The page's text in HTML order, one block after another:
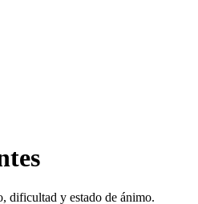
dificultad y estado de ánimo.